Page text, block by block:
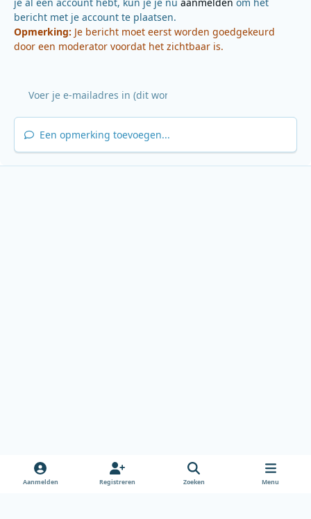
bericht met je account te plaatsen.
Opmerking: Je bericht moet eerst worden goedgekeurd
door een moderator voordat het zichtbaar is.
Een opmerking toevoegen...
Aanmelden Registreren Zoeken Menu